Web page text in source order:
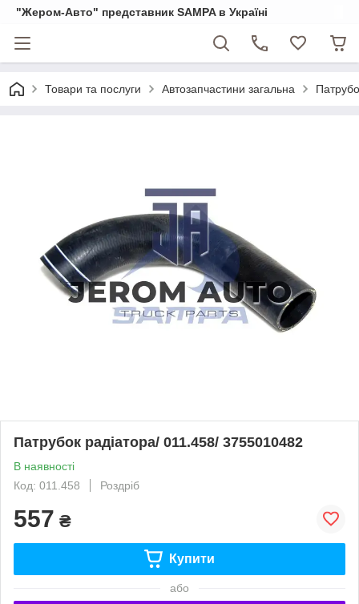
"Жером-Авто" представник SAMPA в Україні
Товари та послуги Автозапчастини загальна
Патрубок радіатора/ 011.458/ 3755010482
В наявності
Код: 011.458
Роздріб
557 ₴
Купити
або